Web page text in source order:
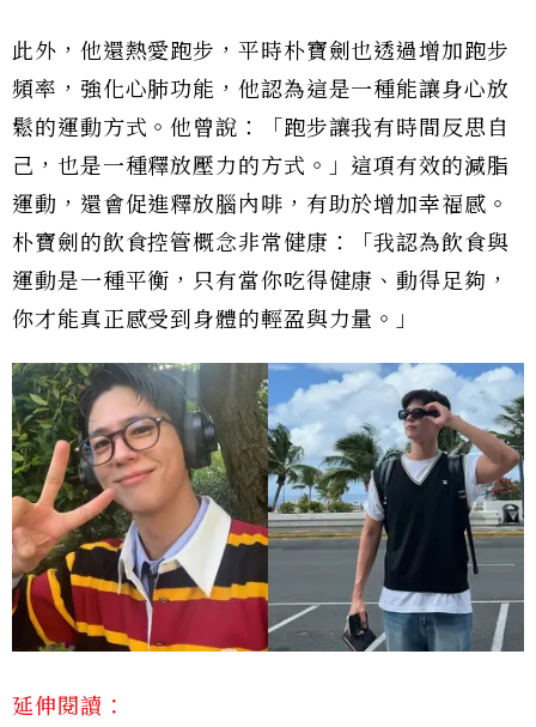
此外，他還熱愛跑步，平時朴寶劍也透過增加跑步
頻率，強化心肺功能，他認為這是一種能讓身心放
鬆的運動方式。他曾說：「跑步讓我有時間反思自
己，也是一種釋放壓力的方式。」這項有效的減脂
運動，還會促進釋放腦內啡，有助於增加幸福感。
朴寶劍的飲食控管概念非常健康：「我認為飲食與
運動是一種平衡，只有當你吃得健康、動得足夠，
你才能真正感受到身體的輕盈與力量。」
延伸閱讀：